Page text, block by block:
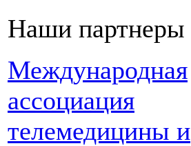
Наши партнеры
Международная
ассоциация
телемедицины и